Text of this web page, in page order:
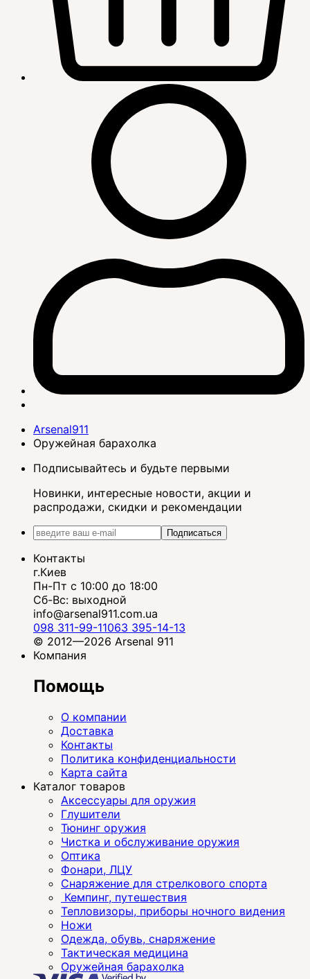
Arsenal911
Оружейная барахолка
Подписывайтесь и будьте первыми
Новинки, интересные новости, акции и
распродажи, скидки и рекомендации
Подписаться
Контакты
г.Киев
Пн-Пт с 10:00 до 18:00
Сб-Вс: выходной
info@arsenal911.com.ua
098 311-99-11063 395-14-13
© 2012—2026 Arsenal 911
Компания
Помощь
О компании
Доставка
Контакты
Политика конфиденциальности
Карта сайта
Каталог товаров
Аксессуары для оружия
Глушители
Тюнинг оружия
Чистка и обслуживание оружия
Оптика
Фонари, ЛЦУ
Снаряжение для стрелкового спорта
Кемпинг, путешествия
Тепловизоры, приборы ночного видения
Ножи
Одежда, обувь, снаряжение
Тактическая медицина
Оружейная барахолка